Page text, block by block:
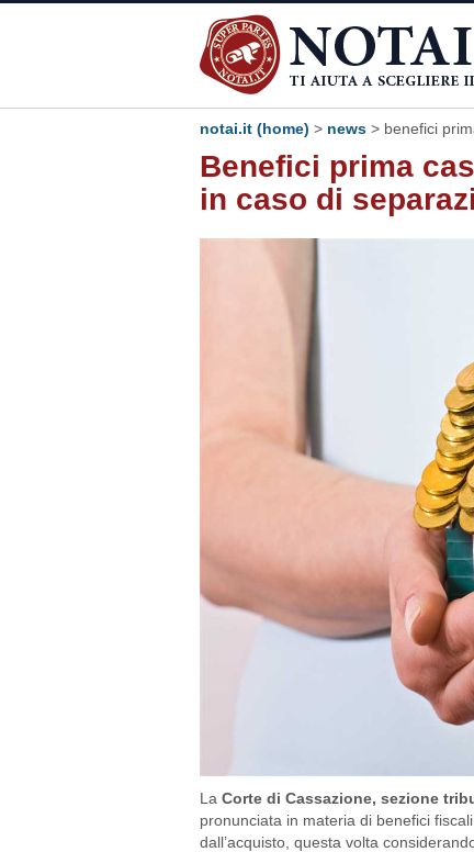
notai.it (home) > news > benefici
Benefici prima
in caso di
La Corte di Cassazione, sezione
pronunciata in materia di benefici
dall’acquisto, questa volta